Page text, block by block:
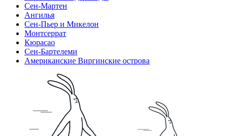
Сен-Мартен
Ангилья
Сен-Пьер и Микелон
Монтсеррат
Кюрасао
Сен-Бартелеми
Американские Виргинские острова